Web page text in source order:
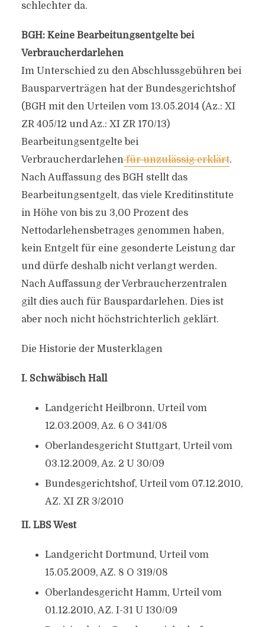
schlechter da.
BGH: Keine Bearbeitungsentgelte bei
Verbraucherdarlehen
Im Unterschied zu den Abschlussgebühren bei
Bausparverträgen hat der Bundesgerichtshof
(BGH mit den Urteilen vom 13.05.2014 (Az.: XI
ZR 405/12 und Az.: XI ZR 170/13)
Bearbeitungsentgelte bei
Verbraucherdarlehenfür unzulässig erklärt.
Nach Auffassung des BGH stellt das
Bearbeitungsentgelt, das viele Kreditinstitute
in Höhe von bis zu 3,00 Prozent des
Nettodarlehensbetrages genommen haben,
kein Entgelt für eine gesonderte Leistung dar
und dürfe deshalb nicht verlangt werden.
Nach Auffassung der Verbraucherzentralen
gilt dies auch für Bauspardarlehen. Dies ist
aber noch nicht höchstrichterlich geklärt.
Die Historie der Musterklagen
I. Schwäbisch Hall
Landgericht Heilbronn, Urteil vom
12.03.2009, Az. 6 O 341/08
Oberlandesgericht Stuttgart, Urteil vom
03.12.2009, Az. 2 U 30/09
Bundesgerichtshof, Urteil vom 07.12.2010,
AZ. XI ZR 3/2010
II. LBS West
Landgericht Dortmund, Urteil vom
15.05.2009, AZ. 8 O 319/08
Oberlandesgericht Hamm, Urteil vom
01.12.2010, AZ. I-31 U 130/09